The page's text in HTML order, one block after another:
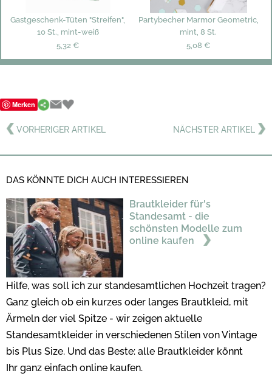
Gastgeschenk-Tüten "Streifen",
10 St., mint-weiß
5,32 €
Partybecher Marmor Geometric,
mint, 8 St.
5,08 €
Merken
VORHERIGER ARTIKEL NÄCHSTER ARTIKEL
DAS KÖNNTE DICH AUCH INTERESSIEREN
Brautkleider für's
Standesamt - die
schönsten Modelle zum
online kaufen
Hilfe, was soll ich zur standesamtlichen Hochzeit tragen?
Ganz gleich ob ein kurzes oder langes Brautkleid, mit
Ärmeln der viel Spitze - wir zeigen aktuelle
Standesamtkleider in verschiedenen Stilen von Vintage
bis Plus Size. Und das Beste: alle Brautkleider könnt
Ihr ganz einfach online kaufen.